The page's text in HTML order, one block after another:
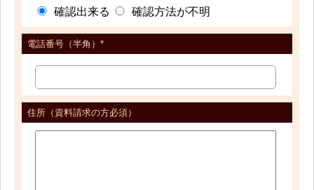
確認出来る 確認方法が不明
電話番号（半角）*
住所（資料請求の方必須）